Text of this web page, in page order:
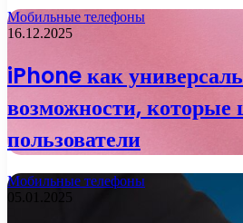
Мобильные телефоны
16.12.2025
iPhone как
возможности, которые
пользователи
Мобильные телефоны
05.01.2025